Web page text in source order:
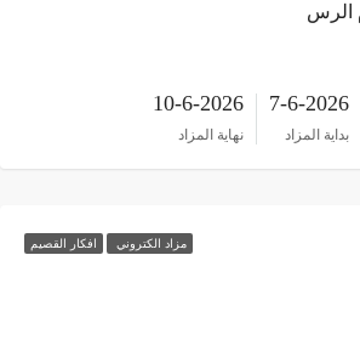
7-6-2026
بداية المزاد
10-6-2026
نهاية المزاد
مزاد الكتروني افكار القصيم